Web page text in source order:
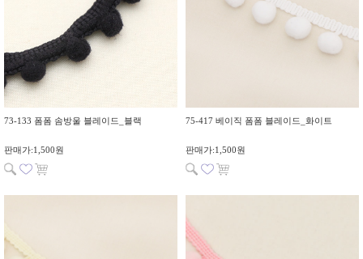
73-133 폼폼 솜방울 블레이드_블랙
판매가:1,500원
75-417 베이직 폼폼 블레이드_화이트
판매가:1,500원